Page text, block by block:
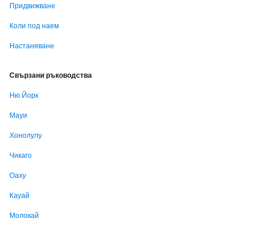
Придвижване
Коли под наем
Настаняване
Свързани ръководства
Ню Йорк
Мауи
Хонолулу
Чикаго
Оаху
Кауай
Молокай